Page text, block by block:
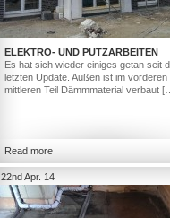
ELEKTRO- UND PUTZARBEITEN
Es hat sich wieder einiges getan seit
letzten Update. Außen ist im vorderen
mittleren Teil Dämmmaterial verbaut
Read more
22nd Apr. 14